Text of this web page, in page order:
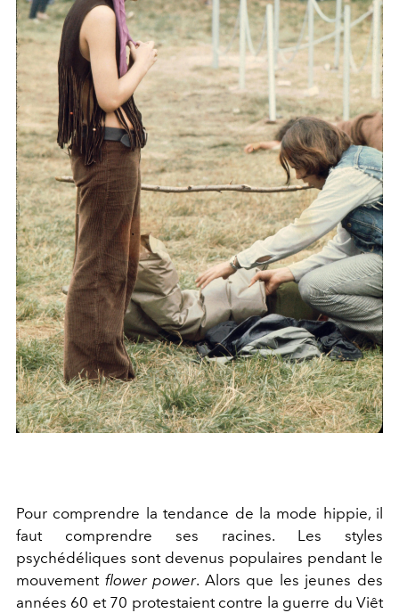
Pour comprendre la tendance de la mode hippie, il
faut comprendre ses racines. Les styles
psychédéliques sont devenus populaires pendant le
mouvementflower power. Alors que les jeunes des
années 60 et 70 protestaient contre la guerre du Viêt